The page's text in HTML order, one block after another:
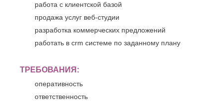
работа с клиентской базой
продажа услуг веб-студии
разработка коммерческих предложений
работать в crm системе по заданному плану
ТРЕБОВАНИЯ:
оперативность
ответственность